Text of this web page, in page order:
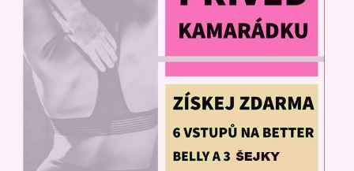
Kde bude Váš zkušební trénink?*
P4 Pankrác/Budějovická
P10 Strašnická
P11 Chodov (metro C) - OD 10.8. 2026
P2 Jiřího z Poděbrad
Kralupy nad Vltavou
P9 Černý Most
Souhlas se zpracováním osobních údajů. Údaje
jsou v bezpečí, neposíláme spam.